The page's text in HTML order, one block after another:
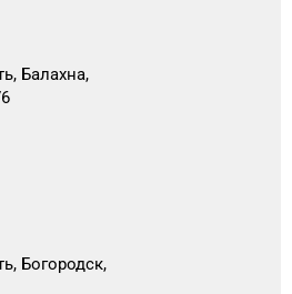
Балахна,
Богородск,